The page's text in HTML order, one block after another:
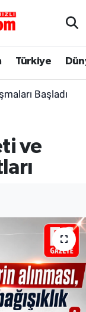
Türkiye
Başladı
ve